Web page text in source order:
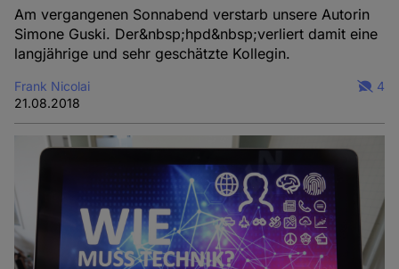
Am vergangenen Sonnabend verstarb unsere Autorin
Simone Guski. Der&nbsp;hpd&nbsp;verliert damit eine
langjährige und sehr geschätzte Kollegin.
Frank Nicolai
21.08.2018
4